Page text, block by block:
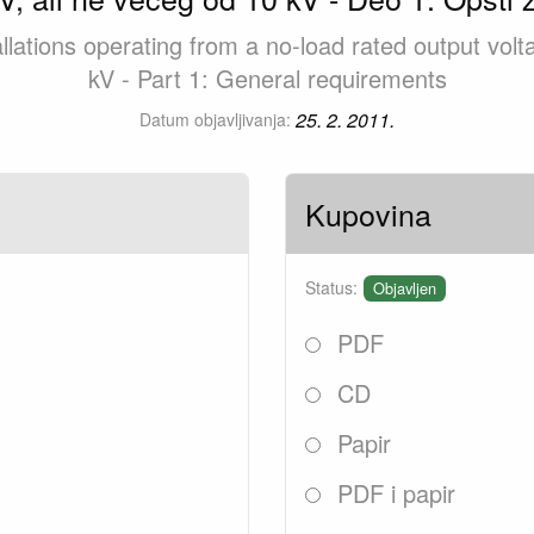
operating from a no-load rated output
kV - Part 1: General requirements
Datum objavljivanja: 25. 2. 2011.
Kupovina
Status: Objavljen
PDF
CD
Papir
PDF i papir